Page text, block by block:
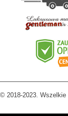
© 2018-2023.